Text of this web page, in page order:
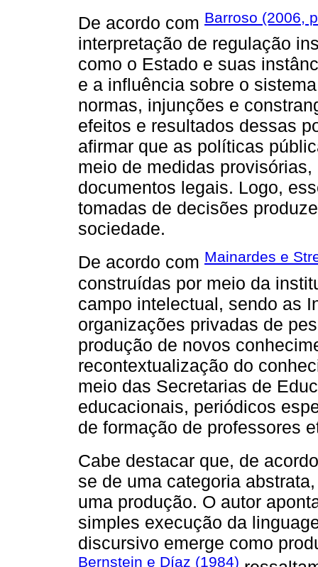
De acordo com Barroso (2006,
interpretação de regulação
como o Estado e suas
e a influência sobre o
normas, injunções e
efeitos e resultados dessas
afirmar que as políticas
meio de medidas
documentos legais. Logo,
tomadas de decisões
sociedade.
De acordo com Mainardes e
construídas por meio da
campo intelectual, sendo as
organizações privadas de
produção de novos
recontextualização do
meio das Secretarias de
educacionais, periódicos
de formação de professores
Cabe destacar que, de
se de uma categoria
uma produção. O autor
simples execução da
discursivo emerge como
Bernstein e Díaz (1984)